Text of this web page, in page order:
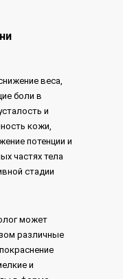
веса,
боли в
и
кожи,
потенции и
частях тела
стадии
может
различные
и